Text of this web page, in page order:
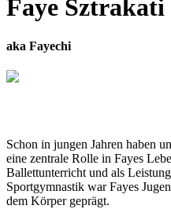
Faye Sztrakati
aka Fayechi
Schon in jungen Jahren haben
eine zentrale Rolle in Fayes
Ballettunterricht und als
Sportgymnastik war Fayes
dem Körper geprägt.